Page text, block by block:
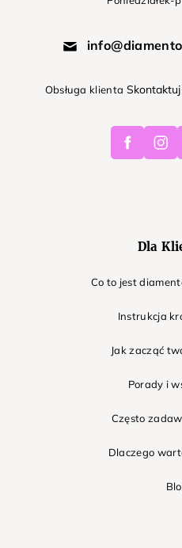
Obsługa klienta
Facebook
Dla
Co to jest
Instrukcja
Jak zacząć
Porady i
Często
Dlaczego